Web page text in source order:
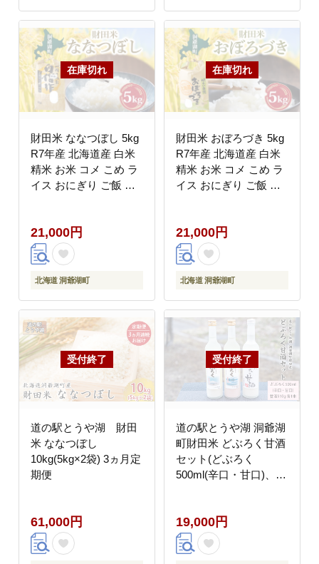
財田米 ななつぼし 5kg
R7年産 北海道産 白米
精米 お米 コメ こめ ラ
イス おにぎり ご飯 国
温 送料無料 北海道 洞
爺湖町
21,000円
北海道 洞爺湖町
財田米 おぼろづき 5kg
R7年産 北海道産 白米
精米 お米 コメ こめ ラ
イス おにぎり ご飯 国
温 送料無料 北海道 洞
爺湖町
21,000円
北海道 洞爺湖町
道の駅とうや湖 財田
米 ななつぼし
10kg(5kg×2袋) 3ヵ月定
期便
61,000円
道の駅とうや湖 洞爺湖
町財田米 どぶろく甘酒
セット(どぶろく
500ml(辛口・甘口)、甘
19,000円